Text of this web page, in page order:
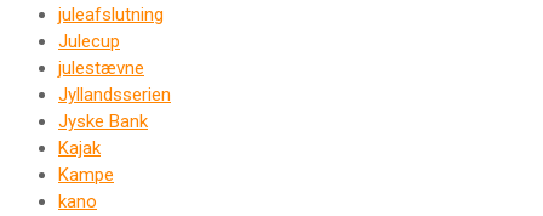
juleafslutning
Julecup
julestævne
Jyllandsserien
Jyske Bank
Kajak
Kampe
kano